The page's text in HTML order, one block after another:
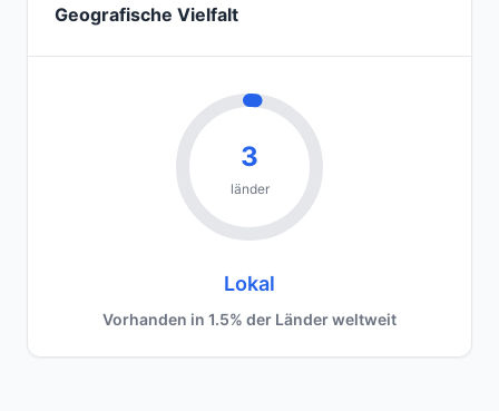
Geografische Vielfalt
3
länder
Lokal
Vorhanden in 1.5% der Länder weltweit